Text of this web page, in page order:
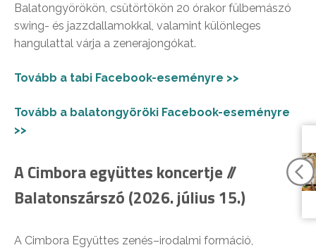
Balatongyörökön, csütörtökön 20 órakor fülbemászó
swing- és jazzdallamokkal, valamint különleges
hangulattal várja a zenerajongókat.
Tovább a tabi Facebook-eseményre >>
Tovább a balatongyöröki Facebook-eseményre
>>
A Cimbora együttes koncertje //
Balatonszárszó (2026. július 15.)
A Cimbora Együttes zenés–irodalmi formáció,